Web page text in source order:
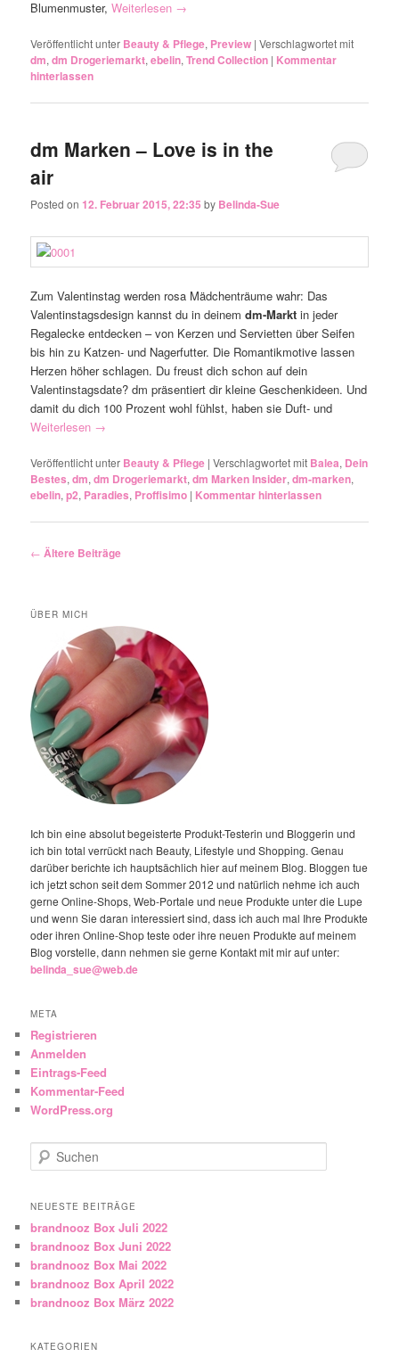
Blumenmuster,Weiterlesen →
Veröffentlicht unter Beauty & Pflege, Preview |Verschlagwortet mit
dm,dm Drogeriemarkt,ebelin,Trend Collection | Kommentar
hinterlassen
dm Marken – Love is in the
air
Posted on12. Februar 2015, 22:35 by Belinda-Sue
Zum Valentinstag werden rosa Mädchenträume wahr: Das
Valentinstagsdesign kannst du in deinemdm-Markt in jeder
Regalecke entdecken – von Kerzen und Servietten über Seifen
bis hin zu Katzen- und Nagerfutter. Die Romantikmotive lassen
Herzen höher schlagen. Du freust dich schon auf dein
Valentinstagsdate? dm präsentiert dir kleine Geschenkideen. Und
damit du dich 100 Prozent wohl fühlst, haben sie Duft- und
Weiterlesen →
Veröffentlicht unter Beauty & Pflege |Verschlagwortet mit Balea, Dein
Bestes,dm,dm Drogeriemarkt,dm Marken Insider,dm-marken,
ebelin,p2, Paradies, Proffisimo | Kommentar hinterlassen
Artikelnavigation
← Ältere Beiträge
ÜBER MICH
Ich bin eine absolut begeisterte Produkt-Testerin und Bloggerin und
ich bin total verrückt nach Beauty, Lifestyle und Shopping. Genau
darüber berichte ich hauptsächlich hier auf meinem Blog. Bloggen tue
ich jetzt schon seit dem Sommer 2012 und natürlich nehme ich auch
gerne Online-Shops, Web-Portale und neue Produkte unter die Lupe
und wenn Sie daran interessiert sind, dass ich auch mal Ihre Produkte
oder ihren Online-Shop teste oder ihre neuen Produkte auf meinem
Blog vorstelle, dann nehmen sie gerne Kontakt mit mir auf unter:
belinda_sue@web.de
META
Registrieren
Anmelden
Eintrags-Feed
Kommentar-Feed
WordPress.org
Suchen
NEUESTE BEITRÄGE
brandnooz Box Juli 2022
brandnooz Box Juni 2022
brandnooz Box Mai 2022
brandnooz Box April 2022
brandnooz Box März 2022
KATEGORIEN